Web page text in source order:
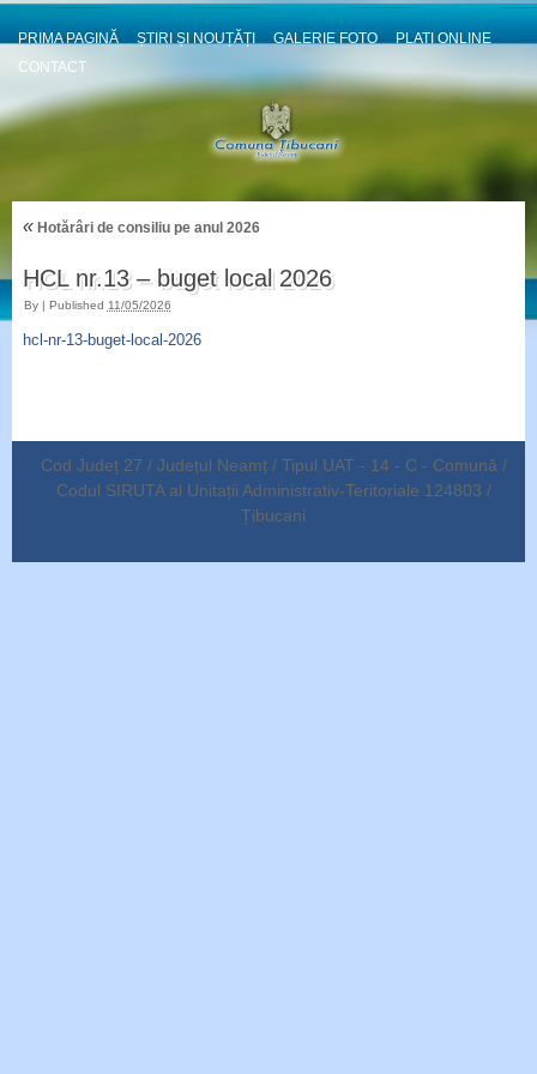
PRIMA PAGINĂ ȘTIRI ȘI NOUȚĂȚI GALERIE FOTO
PLATI ONLINE
CONTACT
«Hotărâri de consiliu pe anul 2026
HCL nr.13 – buget local 2026
By | Published 11/05/2026
hcl-nr-13-buget-local-2026
Cod Județ 27 / Județul Neamț / Tipul UAT - 14 - C - Comună /
Codul SIRUTA al Unitații Administrativ-Teritoriale 124803 /
Țibucani